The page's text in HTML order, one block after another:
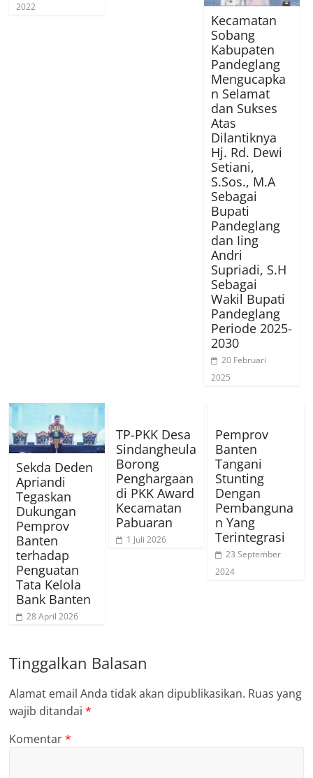
2022
Kecamatan
Sobang
Kabupaten
Pandeglang
Mengucapka
n Selamat
dan Sukses
Atas
Dilantiknya
Hj. Rd. Dewi
Setiani,
S.Sos., M.A
Sebagai
Bupati
Pandeglang
dan Iing
Andri
Supriadi, S.H
Sebagai
Wakil Bupati
Pandeglang
Periode 2025-
2030
20 Februari
2025
Sekda Deden
Apriandi
Tegaskan
Dukungan
Pemprov
Banten
terhadap
Penguatan
Tata Kelola
Bank Banten
28 April 2026
TP-PKK Desa
Sindangheula
Borong
Penghargaan
di PKK Award
Kecamatan
Pabuaran
1 Juli 2026
Pemprov
Banten
Tangani
Stunting
Dengan
Pembanguna
n Yang
Terintegrasi
23 September
2024
Tinggalkan Balasan
Alamat email Anda tidak akan dipublikasikan. Ruas yang
wajib ditandai*
Komentar*